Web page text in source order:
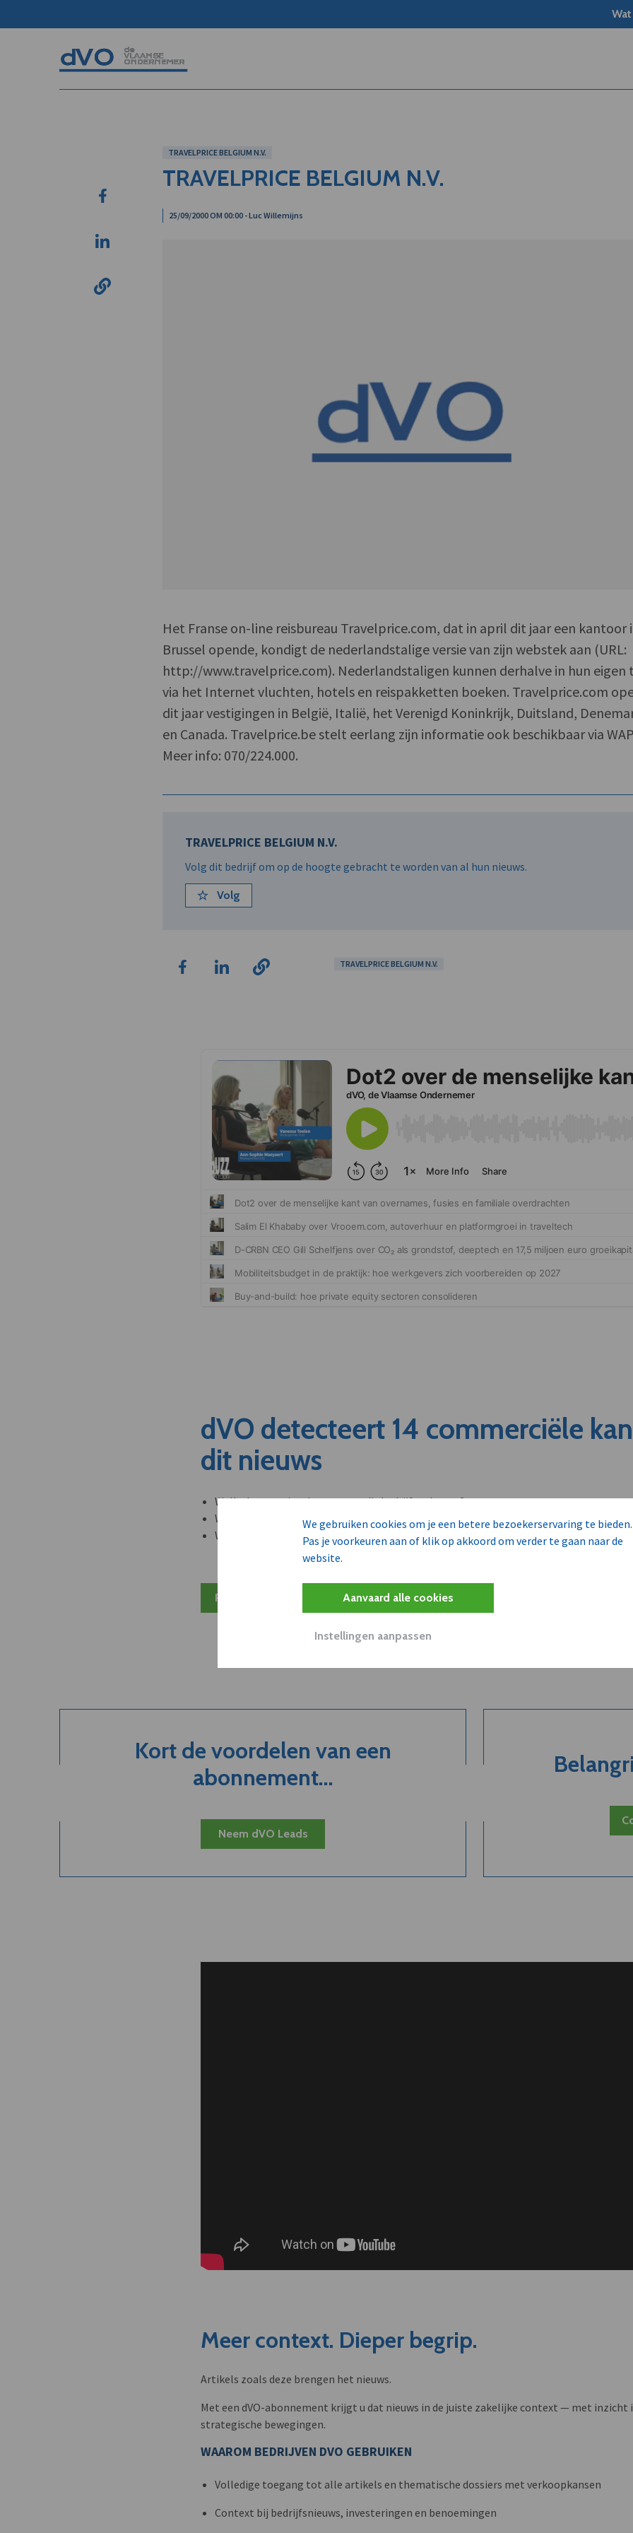
We gebruiken cookies om je een betere bezoekerservaring te bieden.
Pas je voorkeuren aan of klik op akkoord om verder te gaan naar de
website.
Aanvaard alle cookies
Instellingen aanpassen
TRAVELPRICE BELGIUM N.V.
TRAVELPRICE BELGIUM N.V.
25/09/2000 OM 00:00 - Luc Willemijns
Het Franse on-line reisbureau Travelprice.com, dat in april dit jaar een kantoor
Brussel opende, kondigt de nederlandstalige versie van zijn webstek aan (URL:
http://www.travelprice.com). Nederlandstaligen kunnen derhalve in hun eigen
via het Internet vluchten, hotels en reispakketten boeken. Travelprice.com
dit jaar vestigingen in België, Italië, het Verenigd Koninkrijk, Duitsland,
en Canada. Travelprice.be stelt eerlang zijn informatie ook beschikbaar via
Meer info: 070/224.000.
TRAVELPRICE BELGIUM N.V.
Volg dit bedrijf om op de hoogte gebracht te worden van al hun nieuws.
Volg
TRAVELPRICE BELGIUM N.V.
dVO detecteert 14 commerciële
dit nieuws
Welke leveranciers kunnen aan dit bedrijf verkopen?
Welke bedrijven kunnen klant worden van deze onderneming?
Welke partners en adviseurs worden mogelijk relevant?
Plan 20 min inzicht
Kort de voordelen van een
abonnement...
Neem dVO Leads
Meer context. Dieper begrip.
Artikels zoals deze brengen het nieuws.
Met een dVO-abonnement krijgt u dat nieuws in de juiste zakelijke context — met inzicht
strategische bewegingen.
WAAROM BEDRIJVEN DVO GEBRUIKEN
Volledige toegang tot alle artikels en thematische dossiers met verkoopkansen
Context bij bedrijfsnieuws, investeringen en benoemingen